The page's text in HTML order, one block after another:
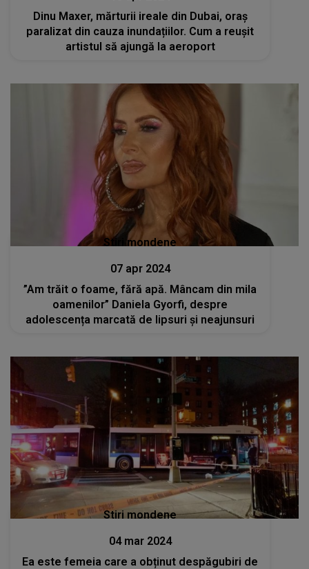
Dinu Maxer, mărturii ireale din Dubai, oraș
paralizat din cauza inundațiilor. Cum a reușit
artistul să ajungă la aeroport
Stiri mondene
07 apr 2024
”Am trăit o foame, fără apă. Mâncam din mila
oamenilor” Daniela Gyorfi, despre
adolescența marcată de lipsuri și neajunsuri
Stiri mondene
04 mar 2024
Ea este femeia care a obținut despăgubiri de